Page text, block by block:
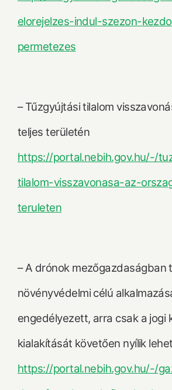
elorejelzes-indul-szezon-
permetezes
– Tűzgyújtási tilalom
teljes területén
https://portal.nebih.gov.hu/-/
tilalom-visszavonasa-az-
teruleten
– A drónok mezőgazdaságban
növényvédelmi célú
engedélyezett, arra csak a jogi
kialakítását követően nyílik
https://portal.nebih.gov.hu/-/